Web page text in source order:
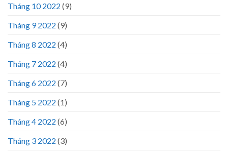
Tháng 10 2022 (9)
Tháng 9 2022 (9)
Tháng 8 2022 (4)
Tháng 7 2022 (4)
Tháng 6 2022 (7)
Tháng 5 2022 (1)
Tháng 4 2022 (6)
Tháng 3 2022 (3)